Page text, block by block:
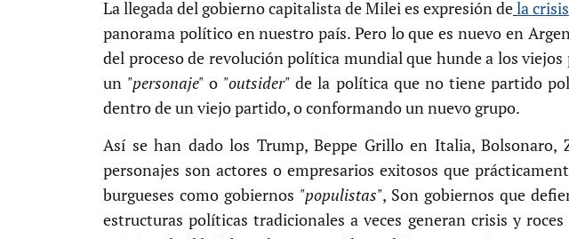
La llegada del gobierno capitalista de Milei es expresión dela
panorama político en nuestro país. Pero lo que es nuevo en
del proceso de revolución política mundial que hunde a los
un "personaje" o "outsider" de la política que no tiene partido
dentro de un viejo partido, o conformando un nuevo grupo.
Así se han dado los Trump, Beppe Grillo en Italia,
personajes son actores o empresarios exitosos que
burgueses como gobiernos "populistas", Son gobiernos que
estructuras políticas tradicionales a veces generan crisis y